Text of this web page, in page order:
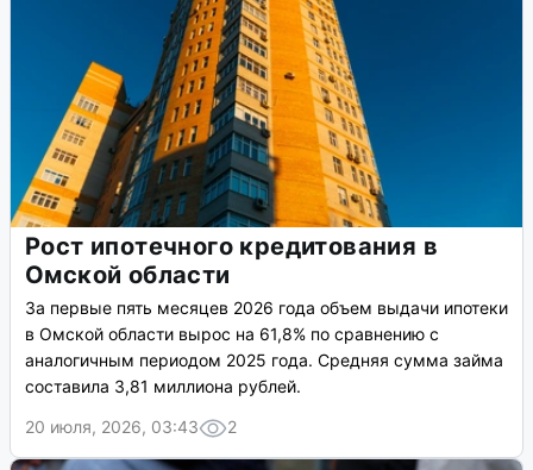
Рост ипотечного кредитования в
Омской области
За первые пять месяцев 2026 года объем выдачи ипотеки
в Омской области вырос на 61,8% по сравнению с
аналогичным периодом 2025 года. Средняя сумма займа
составила 3,81 миллиона рублей.
20 июля, 2026, 03:43
2